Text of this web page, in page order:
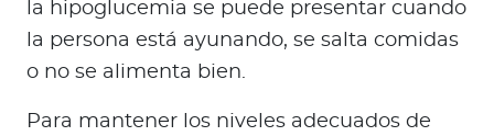
la hipoglucemia se puede presentar cuando
la persona está ayunando, se salta comidas
o no se alimenta bien.
Para mantener los niveles adecuados de